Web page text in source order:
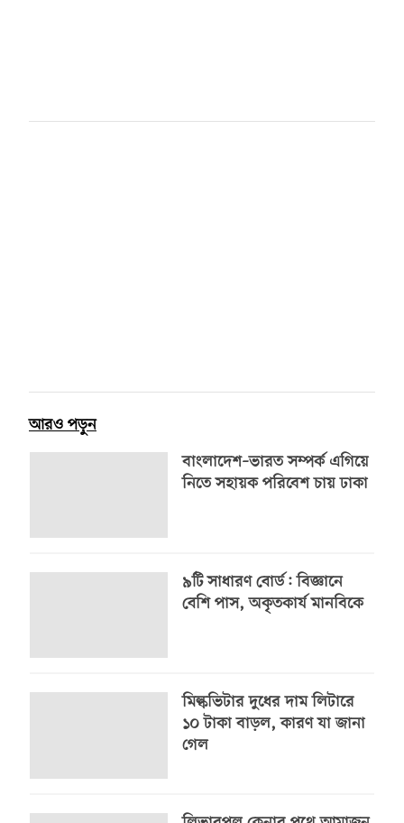
আরও পড়ুন
বাংলাদেশ–ভারত সম্পর্ক এগিয়ে
নিতে সহায়ক পরিবেশ চায় ঢাকা
৯টি সাধারণ বোর্ড: বিজ্ঞানে
বেশি পাস, অকৃতকার্য মানবিকে
মিল্কভিটার দুধের দাম লিটারে
১০ টাকা বাড়ল, কারণ যা জানা
গেল